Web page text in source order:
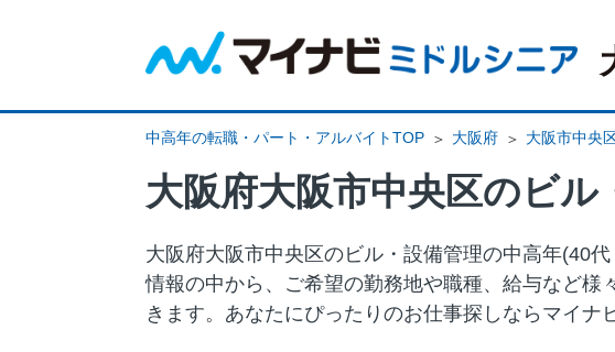
中高年の転職・パート・アルバイトTOP 大阪府 大阪市中央
大阪府大阪市中央区のビル
大阪府大阪市中央区のビル・設備管理の中⾼年(40
情報の中から、ご希望の勤務地や職種、給与など
きます。あなたにぴったりのお仕事探しならマイナ